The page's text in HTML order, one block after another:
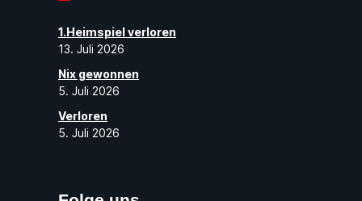
1.Heimspiel verloren
13. Juli 2026
Nix gewonnen
5. Juli 2026
Verloren
5. Juli 2026